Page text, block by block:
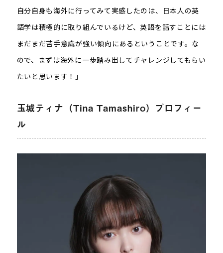
自分自身も海外に行ってみて実感したのは、日本人の英
語学は積極的に取り組んでいるけど、英語を話すことには
まだまだ苦手意識が強い傾向にあるということです。な
ので、まずは海外に一歩踏み出してチャレンジしてもらい
たいと思います！」
玉城ティナ（Tina Tamashiro）プロフィー
ル